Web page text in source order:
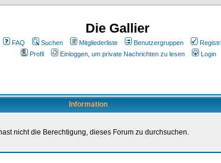
Die Gallier
FAQ Suchen Mitgliederliste Benutzergruppen
Profil
Einloggen, um private Nachrichten zu lesen Login
Information
nicht die Berechtigung, dieses Forum zu durchsuchen.